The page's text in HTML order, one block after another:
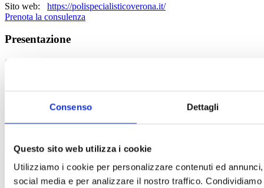
Consenso Dettagli
Questo sito web utilizza i cookie
Utilizziamo i cookie per personalizzare contenuti ed
social media e per analizzare il nostro traffico.
Sito web:
https://polispecialisticoverona.it/
Prenota la consulenza
Presentazione
ORTOPEDICO, FISIATRA E MEDICINA LEGALE
lombalgia)
Traumi e lesioni muscolo-scheletriche (fratture, distorsioni, tendiniti)
Riabilitazione post-operatoria e post-traumatica
Terapie fisiche e infiltrative per il dolore articolare e muscolare
Medicina Legale:
Valutazione del danno biologico e invalidità
Consulenze medico-legali per infortuni e malattie professionali